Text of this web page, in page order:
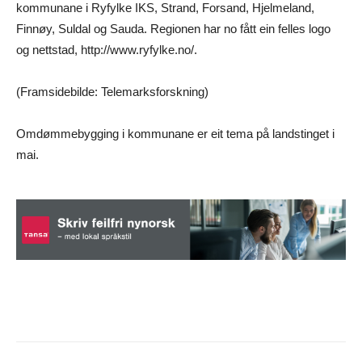
kommunane i Ryfylke IKS, Strand, Forsand, Hjelmeland,
Finnøy, Suldal og Sauda. Regionen har no fått ein felles logo
og nettstad, http://www.ryfylke.no/.
(Framsidebilde: Telemarksforskning)
Omdømmebygging i kommunane er eit tema på landstinget i
mai.